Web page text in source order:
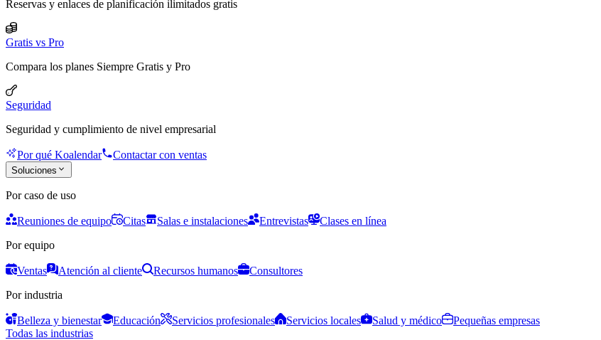
Reservas y enlaces de planificación ilimitados gratis
Gratis vs Pro
Compara los planes Siempre Gratis y Pro
Seguridad
Seguridad y cumplimiento de nivel empresarial
Por qué Koalendar Contactar con ventas
Soluciones
Por caso de uso
Reuniones de equipo Citas Salas e instalaciones Entrevistas
Clases en línea
Por equipo
Ventas Atención al cliente Recursos humanos
Consultores
Por industria
Belleza y bienestar Educación Servicios profesionales Servicios locales Salud y médico
Pequeñas empresas
Todas las industrias